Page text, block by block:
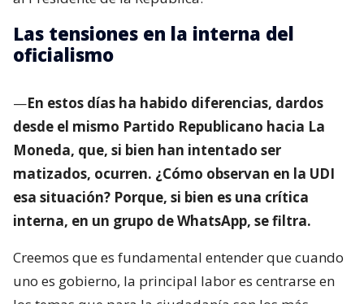
Las tensiones en la interna del
oficialismo
—En estos días ha habido diferencias, dardos
desde el mismo Partido Republicano hacia La
Moneda, que, si bien han intentado ser
matizados, ocurren. ¿Cómo observan en la UDI
esa situación? Porque, si bien es una crítica
interna, en un grupo de WhatsApp, se filtra.
Creemos que es fundamental entender que cuando
uno es gobierno, la principal labor es centrarse en